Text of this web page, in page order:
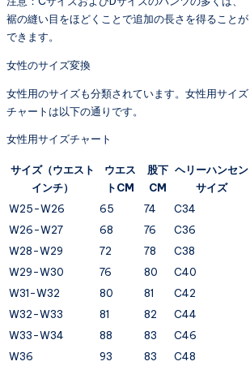
裾の縫い目をほどくことで追加の長さを得ることが
できます。
女性のサイズ変換
女性用のサイズも分類されています。女性用サイズ
チャートは以下の通りです。
女性用サイズチャート
サイズ（ウエスト
インチ）
ウエス
トCM
股下
CM
ヘリーハンセン
サイズ
W25-W26
65 74
C34
W26-W27
68 76
C36
W28-W29
72 78
C38
W29-W30
76 80
C40
W31-W32
80 81
C42
W32-W33
81 82
C44
W33-W34
88 83
C46
W36
93 83
C48